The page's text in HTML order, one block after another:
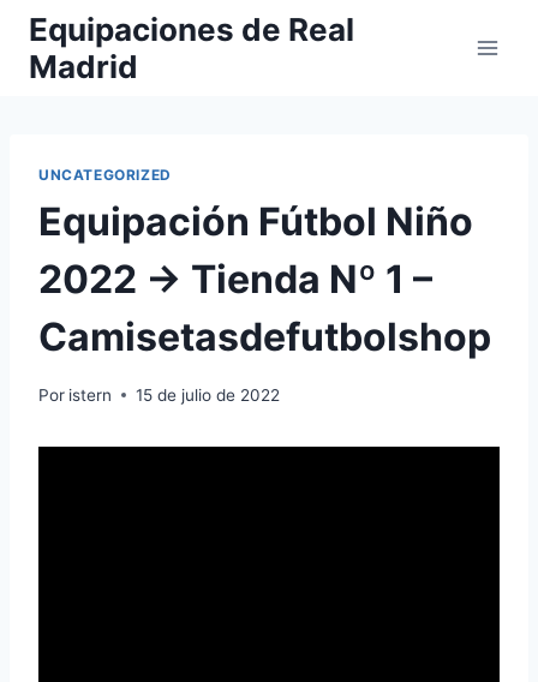
Saltar
contenido
Equipaciones de Real
Madrid
UNCATEGORIZED
Equipación Fútbol Niño
2022 → Tienda Nº 1 –
Camisetasdefutbolshop
Por istern 15 de julio de 2022